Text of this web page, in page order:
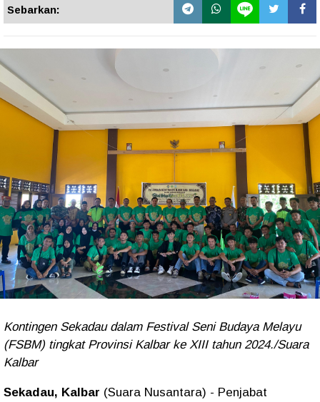
Sebarkan:
Kontingen Sekadau dalam Festival Seni Budaya Melayu
(FSBM) tingkat Provinsi Kalbar ke XIII tahun 2024./Suara
Kalbar
Sekadau, Kalbar (Suara Nusantara) - Penjabat